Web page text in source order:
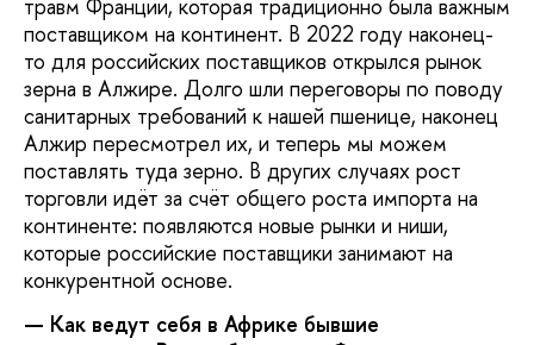
травм Франции, которая традиционно была важным
поставщиком на континент. В 2022 году наконец-
то для российских поставщиков открылся рынок
зерна в Алжире. Долго шли переговоры по поводу
санитарных требований к нашей пшенице, наконец
Алжир пересмотрел их, и теперь мы можем
поставлять туда зерно. В других случаях рост
торговли идёт за счёт общего роста импорта на
континенте: появляются новые рынки и ниши,
которые российские поставщики занимают на
конкурентной основе.
— Как ведут себя в Африке бывшие